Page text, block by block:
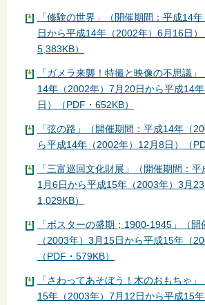
「修験の世界」（開催期間：平成14
日から平成14年（2002年）6月16日）
5,383KB）
「ガメラ来襲！特撮と映像の不思議
14年（2002年）7月20日から平成14
日）（PDF・652KB）
「弦の路」（開催期間：平成14年（
ら平成14年（2002年）12月8日）（
「三富巡回文化財展」（開催期間：平
1月6日から平成15年（2003年）3月23
1,029KB）
「ポスターの盛期；1900-1945」（
（2003年）3月15日から平成15年（
（PDF・579KB）
「さわってあそぼう！木のおもちゃ
15年（2003年）7月12日から平成15